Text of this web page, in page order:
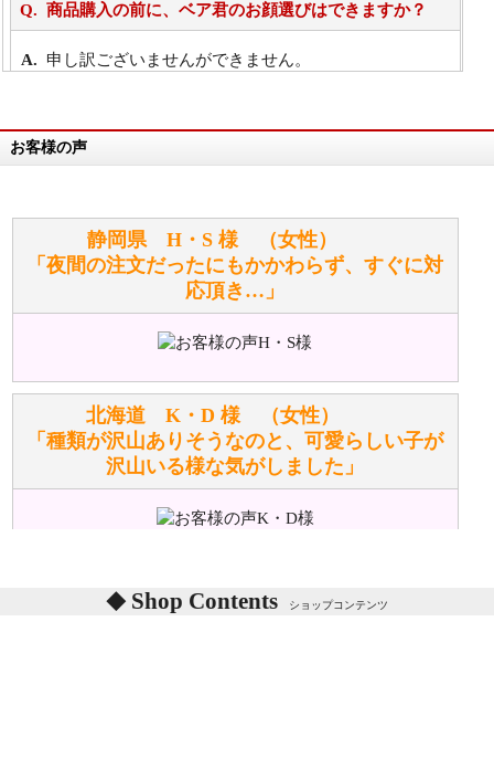
商品購入の前に、ベア君のお顔選びはできますか？
申し訳ございませんができません。
万が一欲しい商品が見つからない場合は、探して取り
お任せください！それは当店が謡っています「おも
てなしの心」で対応させていただきます。
シュタイフのぬいぐるみは洗濯できますか？ ぬいぐ
るみのお手入れ方法を教えてください。
詳しくはこちら をご覧ください。
ぬいぐるみの耳に付いているボタンやタグに、何か意
味などがありますか？
詳しくはこちらをご覧ください。
お客様の声
静岡県 H・S 様 （女性）
「夜間の注文だったにもかかわらず、すぐに対
応頂き…」
北海道 K・D 様 （女性）
「種類が沢山ありそうなのと、可愛らしい子が
沢山いる様な気がしました」
東京都 M・K 様 （女性）
「対応はどちらも丁寧でした。値段と他の融通
Shop Contents ショップコンテンツ